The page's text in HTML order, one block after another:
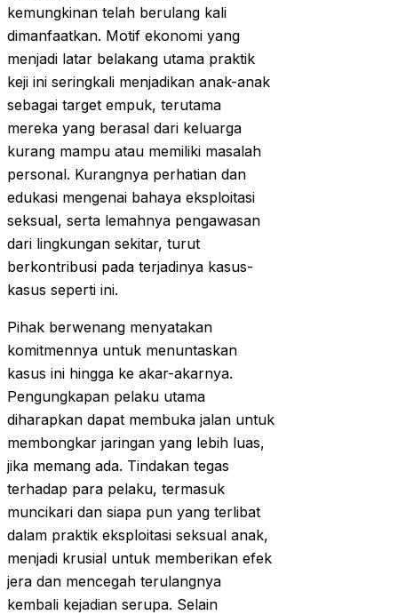
kemungkinan telah berulang kali
dimanfaatkan. Motif ekonomi yang
menjadi latar belakang utama praktik
keji ini seringkali menjadikan anak-anak
sebagai target empuk, terutama
mereka yang berasal dari keluarga
kurang mampu atau memiliki masalah
personal. Kurangnya perhatian dan
edukasi mengenai bahaya eksploitasi
seksual, serta lemahnya pengawasan
dari lingkungan sekitar, turut
berkontribusi pada terjadinya kasus-
kasus seperti ini.
Pihak berwenang menyatakan
komitmennya untuk menuntaskan
kasus ini hingga ke akar-akarnya.
Pengungkapan pelaku utama
diharapkan dapat membuka jalan untuk
membongkar jaringan yang lebih luas,
jika memang ada. Tindakan tegas
terhadap para pelaku, termasuk
muncikari dan siapa pun yang terlibat
dalam praktik eksploitasi seksual anak,
menjadi krusial untuk memberikan efek
jera dan mencegah terulangnya
kembali kejadian serupa. Selain